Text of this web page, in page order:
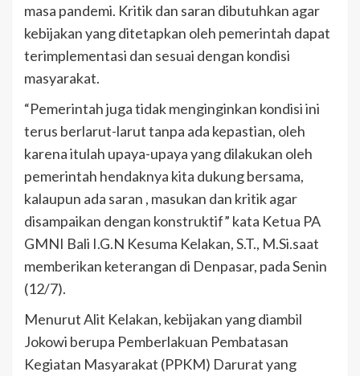
masa pandemi. Kritik dan saran dibutuhkan agar
kebijakan yang ditetapkan oleh pemerintah dapat
terimplementasi dan sesuai dengan kondisi
masyarakat.
“Pemerintah juga tidak menginginkan kondisi ini
terus berlarut-larut tanpa ada kepastian, oleh
karena itulah upaya-upaya yang dilakukan oleh
pemerintah hendaknya kita dukung bersama,
kalaupun ada saran , masukan dan kritik agar
disampaikan dengan konstruktif” kata Ketua PA
GMNI Bali I.G.N Kesuma Kelakan, S.T., M.Si.saat
memberikan keterangan di Denpasar, pada Senin
(12/7).
Menurut Alit Kelakan, kebijakan yang diambil
Jokowi berupa Pemberlakuan Pembatasan
Kegiatan Masyarakat (PPKM) Darurat yang